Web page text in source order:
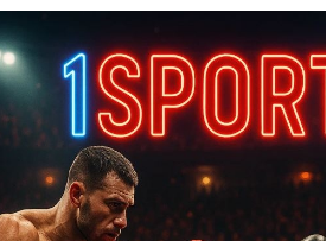
самые лучшие и актуальные
Мэтт